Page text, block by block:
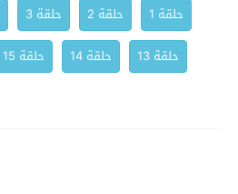
حلقة 1 حلقة 2 حلقة 3
حلقة 13
حلقة 14 حلقة 15